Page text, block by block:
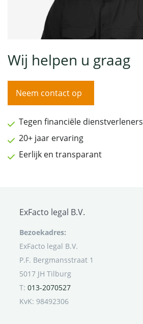
Wij helpen u graag
Neem contact op
Tegen financiële dienstverleners
20+ jaar ervaring
Eerlijk en transparant
ExFacto legal B.V.
Bezoekadres:
ExFacto legal B.V.
P.F. Bergmansstraat 1
5017 JH Tilburg
T: 013-2070527
KvK: 98492306